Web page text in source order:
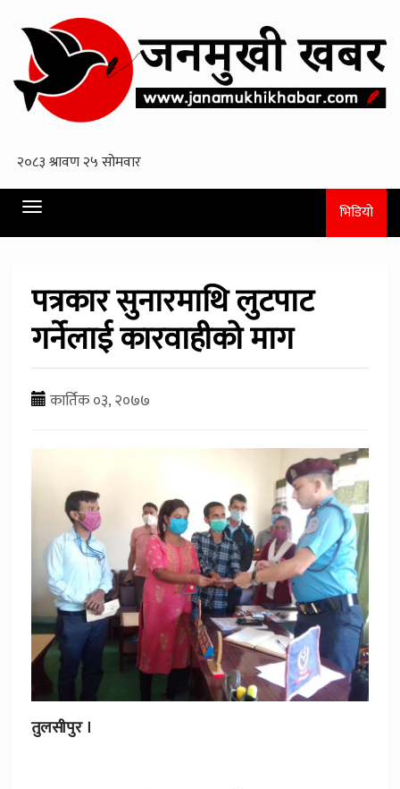
Toggle
navigation
भिडियो
पत्रकार सुनारमाथि लुटपाट
गर्नेलाई कारवाहीको माग
कार्तिक ०३, २०७७
तुलसीपुर ।